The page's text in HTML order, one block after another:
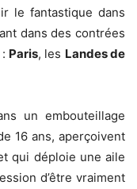
le fantastique dans
dans des contrées
Paris, les Landes de
un embouteillage
16 ans, aperçoivent
qui déploie une aile
d’être vraiment